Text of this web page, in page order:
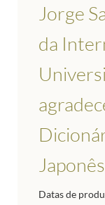
Jorge
da
Datas de